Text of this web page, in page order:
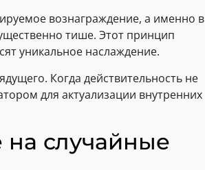
вознаграждение, а именно в
тише. Этот принцип
уникальное наслаждение.
Когда действительность не
для актуализации внутренних
на случайные